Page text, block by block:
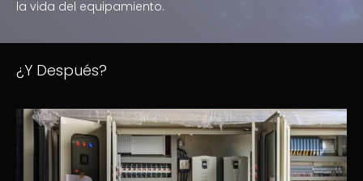
la vida del equipamiento.
¿Y Después?